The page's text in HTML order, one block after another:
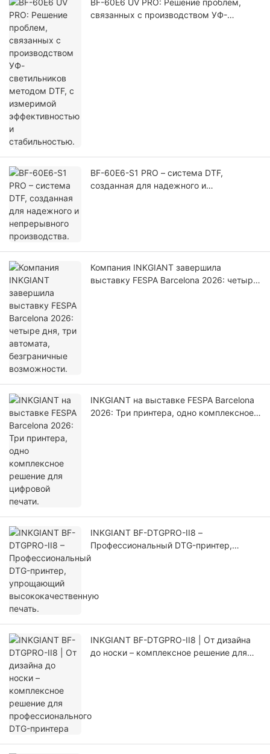
BF-60E6 UV PRO: Решение проблем,
связанных с производством УФ-
BF-60E6-S1 PRO – система DTF,
созданная для надежного и
Компания INKGIANT завершила
выставку FESPA Barcelona 2026: четыре
INKGIANT на выставке FESPA Barcelona
2026: Три принтера, одно комплексное
INKGIANT BF-DTGPRO-II8 –
Профессиональный DTG-принтер,
упрощающий высококачественную
INKGIANT BF-DTGPRO-II8 | От дизайна
до носки – комплексное решение для